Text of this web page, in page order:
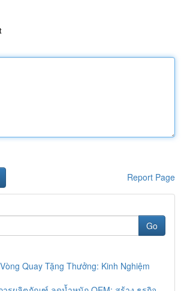
Report Page
Go
Quay Tặng Thưởng: Kinh Nghiệm